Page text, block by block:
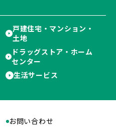
戸建住宅・マンション・
土地
ドラッグストア・ホーム
センター
生活サービス
お問い合わせ